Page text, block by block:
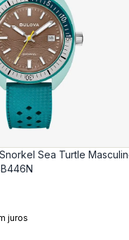
Sea Turtle
juros